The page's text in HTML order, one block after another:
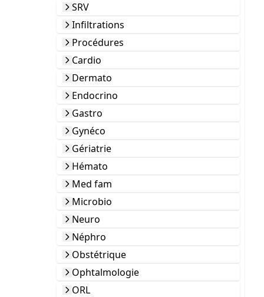
SRV
Infiltrations
Procédures
Cardio
Dermato
Endocrino
Gastro
Gynéco
Gériatrie
Hémato
Med fam
Microbio
Neuro
Néphro
Obstétrique
Ophtalmologie
ORL